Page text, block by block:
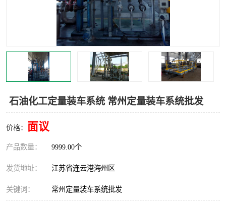
石油化工定量装车系统 常州定量装车系统批发
价格： 面议
产品数量： 9999.00个
发货地址： 江苏省连云港海州区
关键词： 常州定量装车系统批发
顶部鹤管
低温鹤管
浮动出油装置 鹤管